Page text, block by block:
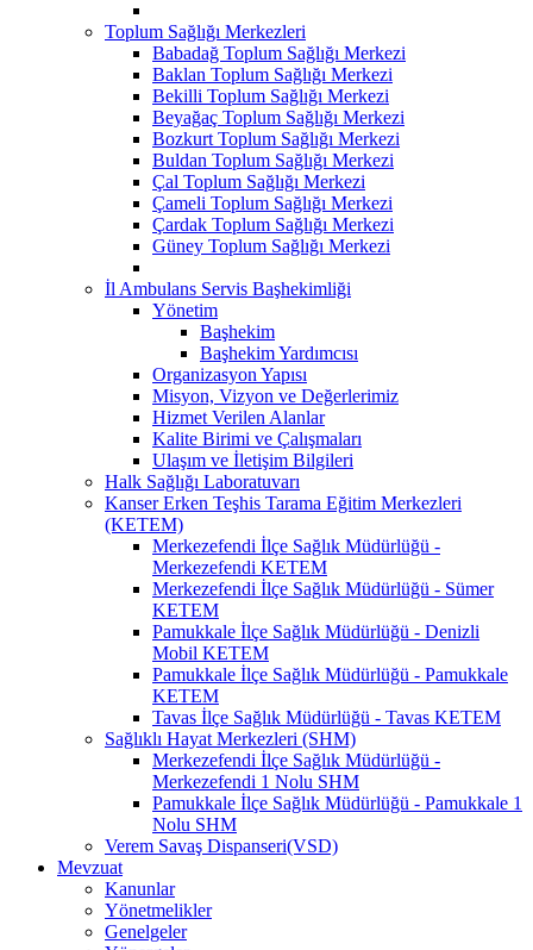
Toplum Sağlığı Merkezleri
Babadağ Toplum Sağlığı Merkezi
Baklan Toplum Sağlığı Merkezi
Bekilli Toplum Sağlığı Merkezi
Beyağaç Toplum Sağlığı Merkezi
Bozkurt Toplum Sağlığı Merkezi
Buldan Toplum Sağlığı Merkezi
Çal Toplum Sağlığı Merkezi
Çameli Toplum Sağlığı Merkezi
Çardak Toplum Sağlığı Merkezi
Güney Toplum Sağlığı Merkezi
İl Ambulans Servis Başhekimliği
Yönetim
Başhekim
Başhekim Yardımcısı
Organizasyon Yapısı
Misyon, Vizyon ve Değerlerimiz
Hizmet Verilen Alanlar
Kalite Birimi ve Çalışmaları
Ulaşım ve İletişim Bilgileri
Halk Sağlığı Laboratuvarı
Kanser Erken Teşhis Tarama Eğitim Merkezleri
(KETEM)
Merkezefendi İlçe Sağlık Müdürlüğü -
Merkezefendi KETEM
Merkezefendi İlçe Sağlık Müdürlüğü - Sümer
KETEM
Pamukkale İlçe Sağlık Müdürlüğü - Denizli
Mobil KETEM
Pamukkale İlçe Sağlık Müdürlüğü - Pamukkale
KETEM
Tavas İlçe Sağlık Müdürlüğü - Tavas KETEM
Sağlıklı Hayat Merkezleri (SHM)
Merkezefendi İlçe Sağlık Müdürlüğü -
Merkezefendi 1 Nolu SHM
Pamukkale İlçe Sağlık Müdürlüğü - Pamukkale 1
Nolu SHM
Verem Savaş Dispanseri(VSD)
Mevzuat
Kanunlar
Yönetmelikler
Genelgeler